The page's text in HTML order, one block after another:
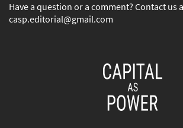
Have a question or a comment? Contact us
casp.editorial@gmail.com